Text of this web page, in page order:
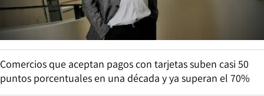
Comercios que aceptan pagos con tarjetas suben casi 50
puntos porcentuales en una década y ya superan el 70%